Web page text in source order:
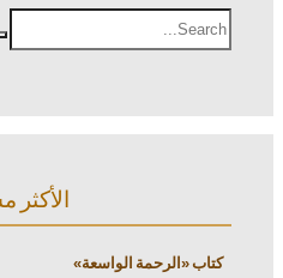
الأكثر
كتاب «الرحمة الواسعة»